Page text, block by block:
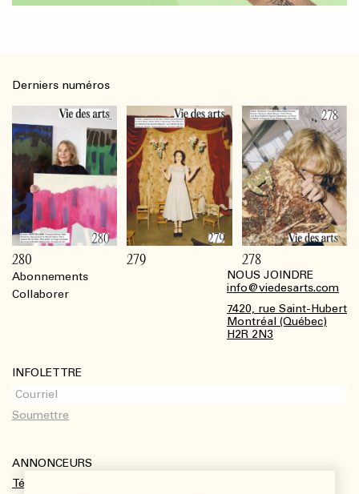
Abonnements
Collaborer
NOUS JOINDRE
info@viedesarts.com
7420, rue Saint-Hubert
Montréal (Québec)
H2R 2N3
INFOLETTRE
ANNONCEURS
Télécharger le kit média
Derniers numéros
280 279 278